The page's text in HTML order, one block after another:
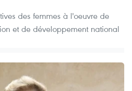
des femmes à l'oeuvre de
et de développement national